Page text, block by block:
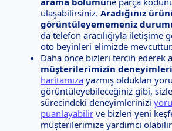
ulaşabilirsiniz. Aradığınız
görüntüleyememeniz
da telefon aracılığıyla iletişime
oto beyinleri elimizde mevcuttur.
Daha önce bizleri tercih ederek
müşterilerimizin
haritamıza yazmış oldukları
görüntüleyebileceğiniz gibi,
sürecindeki deneyimlerinizi
puanlayabilir ve bizleri yeni
müşterilerimize yardımcı